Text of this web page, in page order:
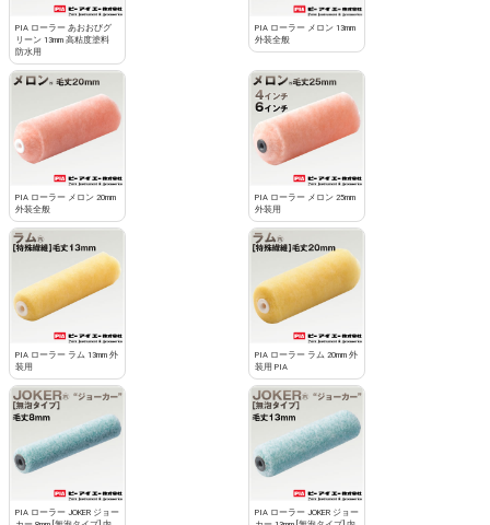
PIA ローラー あおおびグ
リーン 13mm 高粘度塗料
防水用
PIA ローラー メロン 13mm
外装全般
PIA ローラー メロン 20mm
外装全般
PIA ローラー メロン 25mm
外装用
PIA ローラー ラム 13mm 外
装用
PIA ローラー ラム 20mm 外
装用 PIA
PIA ローラー JOKER ジョー
PIA ローラー JOKER ジョー